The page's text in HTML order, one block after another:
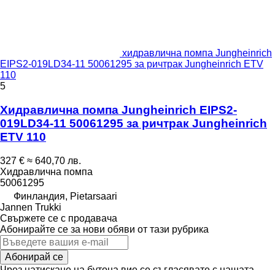
хидравлична помпа Jungheinrich
EIPS2-019LD34-11 50061295 за ричтрак Jungheinrich ETV
110
5
Хидравлична помпа Jungheinrich EIPS2-
019LD34-11 50061295 за ричтрак Jungheinrich
ETV 110
327 € ≈ 640,70 лв.
Хидравлична помпа
50061295
Финландия, Pietarsaari
Jannen Trukki
Свържете се с продавача
Абонирайте се за нови обяви от тази рубрика
Абонирай се